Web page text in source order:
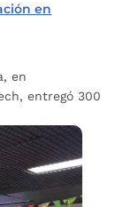
en
en
entregó 300